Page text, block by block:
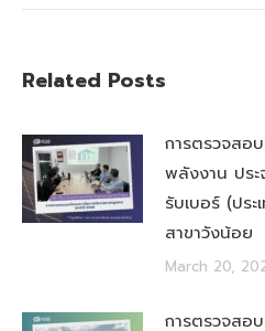
Related Posts
การตรวจสอ
พลังงาน ประ
รับเบอร์ (ปร
สาขาวังน้อย
March 20,
การตรวจสอ